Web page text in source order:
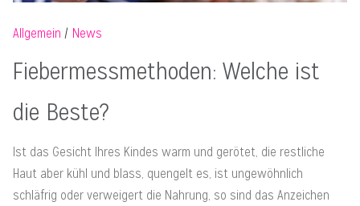
Allgemein News
Fiebermessmethoden: Welche ist
die Beste?
Ist das Gesicht Ihres Kindes warm und gerötet, die restliche
Haut aber kühl und blass, quengelt es, ist ungewöhnlich
schläfrig oder verweigert die Nahrung, so sind das Anzeichen